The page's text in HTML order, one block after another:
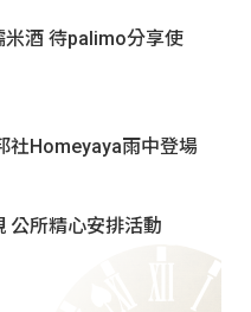
米酒 待palimo分享使
社Homeyaya雨中登場
公所精心安排活動